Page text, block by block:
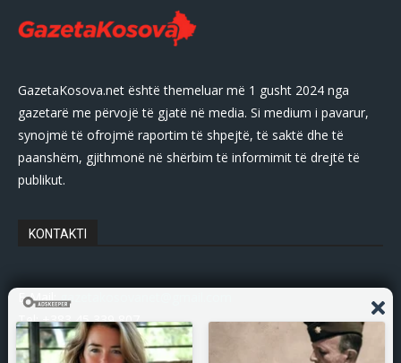
GazetaKosova.net është themeluar më 1 gusht 2024 nga
gazetarë me përvojë të gjatë në media. Si medium i pavarur,
synojmë të ofrojmë raportim të shpejtë, të saktë dhe të
paanshëm, gjithmonë në shërbim të informimit të drejtë të
publikut.
KONTAKTI
E-Mail:gazetakosovanet@gmail.com
Tel: +383 45 339 807